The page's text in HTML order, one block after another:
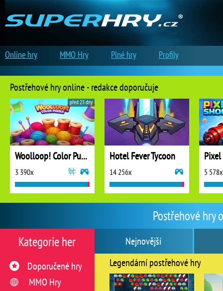
Postřehové hry
Nejnovější
Legendární postřehové hry
Kategorie her
Doporučené hry
MMO Hry
Postřehové hry online - redakce doporučuje
Woolloop! Color Puzzle
3 390x
před 23 dny
Hotel Fever Tycoon
14 256x 5 578x
Online hry MMO Hry Plné hry Profily